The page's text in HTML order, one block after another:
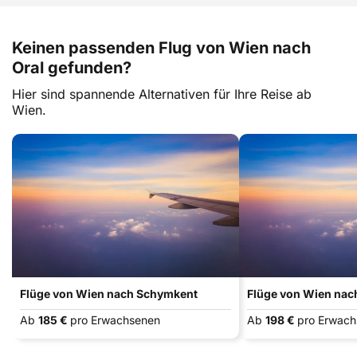
Keinen passenden Flug von Wien nach
Oral gefunden?
Hier sind spannende Alternativen für Ihre Reise ab
Wien.
Flüge von Wien nach Schymkent
Ab 185 € pro Erwachsenen
Flüge von Wien
Ab 198 € pro